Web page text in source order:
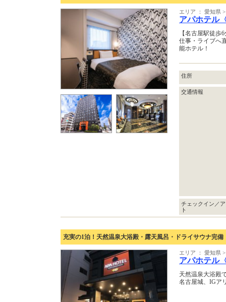
エリア ： 愛知県
アパホテル
【名古屋駅徒
仕事・ライブへ
能ホテル！
住所
交通情報
チェックイン／
ト
充実の1泊！天然温泉大浴殿・露天風呂・ドライサウナ完備
エリア ： 愛知県
アパホテル
天然温泉大浴殿
名古屋城、IGア